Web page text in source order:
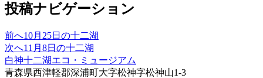
投稿ナビゲーション
前へ10月25日の十二湖
次へ11月8日の十二湖
白神十二湖エコ・ミュージアム
青森県西津軽郡深浦町大字松神字松神山1-3